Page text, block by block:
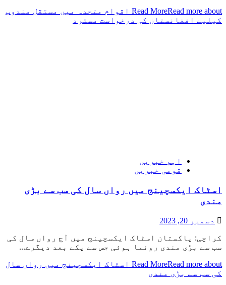
Read More Read more about اقوام متحدہ میں مستقل مندوب
کیلیے افغانستان کی درخواست مسترد
اہم خبریں
قومی خبریں
اسٹاک ایکسچینج میں رواں سال کی سب سے بڑی
مندی
دسمبر 20, 2023
کراچی: پاکستان اسٹاک ایکسچینج میں آج رواں سال کی
سب سے بڑی مندی رونما ہوئی جس سے یکے بعد دیگرے...
Read More Read more about اسٹاک ایکسچینج میں رواں سال
کی سب سے بڑی مندی